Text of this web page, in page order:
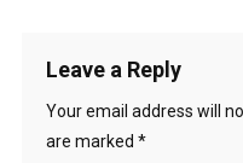
Leave a Reply
Your email address will
are marked *